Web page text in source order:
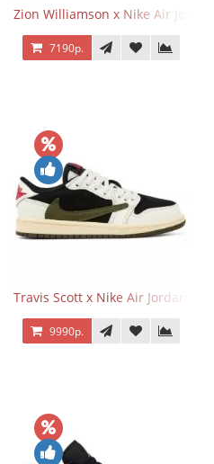
Zion Williamson x Nike Air Jordan
7190р.
Travis Scott x Nike Air Jordan 1
9990р.